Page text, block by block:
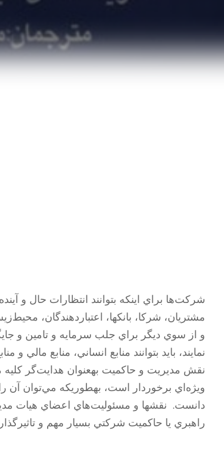
شرکت‌ها براي اينکه بتوانند انتظارات حال و
مشتريان، شرکا، بانک‏ها، اعتباردهندگان،
و از سوي ديگر براي جلب سرمايه و تامين و
نمايند، باید بتوانند منابع انساني، منابع مالي و
نقش مديريت و حاکميت به‏عنوان هدايت‌گر
ويژه‌اي برخوردار است، به‏طوريکه مي‌توان آن
دانست. نقش‏ها و مسئوليت‌هاي اعضاي هيات
راهبري يا حاکميت شرکتي بسيار مهم و